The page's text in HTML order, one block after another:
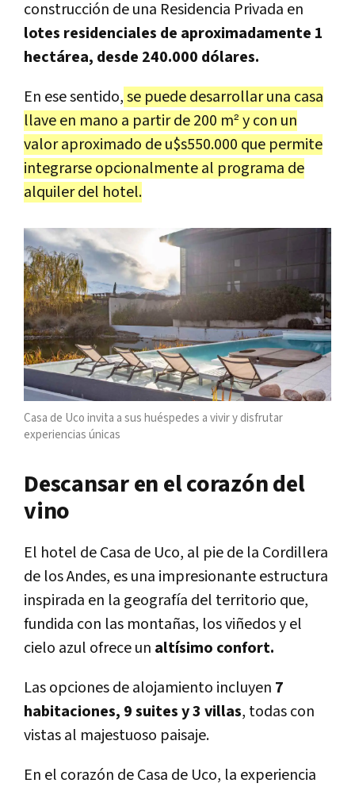
construcción de una Residencia Privada en
lotes residenciales de aproximadamente 1
hectárea, desde 240.000 dólares.
En ese sentido,se puede desarrollar una casa
llave en mano a partir de 200 m² y con un
valor aproximado de u$s550.000 que permite
integrarse opcionalmente al programa de
alquiler del hotel.
Casa de Uco invita a sus huéspedes a vivir y disfrutar
experiencias únicas
Descansar en el corazón del
vino
El hotel de Casa de Uco, al pie de la Cordillera
de los Andes, es una impresionante estructura
inspirada en la geografía del territorio que,
fundida con las montañas, los viñedos y el
cielo azul ofrece un altísimo confort.
Las opciones de alojamiento incluyen 7
habitaciones, 9 suites y 3 villas, todas con
vistas al majestuoso paisaje.
En el corazón de Casa de Uco, la experiencia